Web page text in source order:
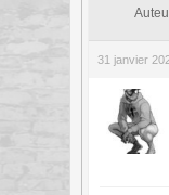
31 janvier